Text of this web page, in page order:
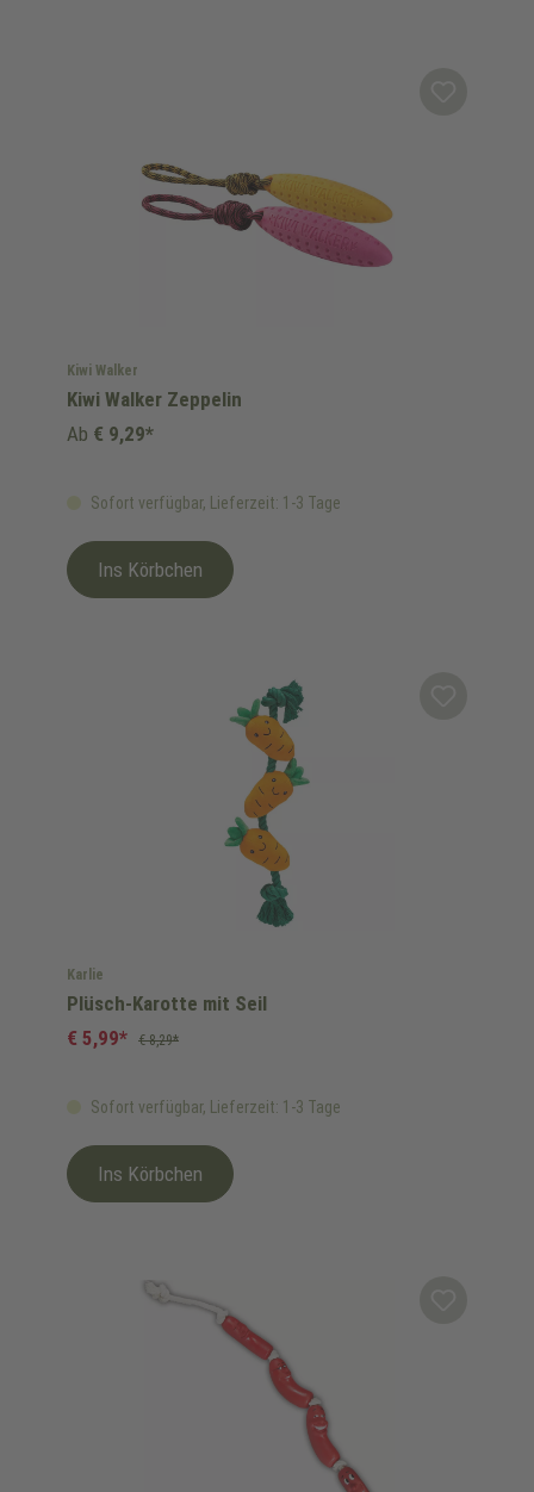
Kiwi Walker
Kiwi Walker Zeppelin
Sofort verfügbar, Lieferzeit: 1-3 Tage
Ab € 9,29*
Ins Körbchen
Karlie
Plüsch-Karotte mit Seil
Sofort verfügbar, Lieferzeit: 1-3 Tage
€ 5,99* € 8,29*
Ins Körbchen